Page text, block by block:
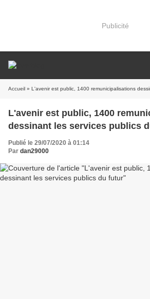
Publicité
Accueil » L'avenir est public, 1400 remunicipalisations
L'avenir est public, 1400
dessinant les services publics
Publié le 29/07/2020 à 01:14
Par dan29000